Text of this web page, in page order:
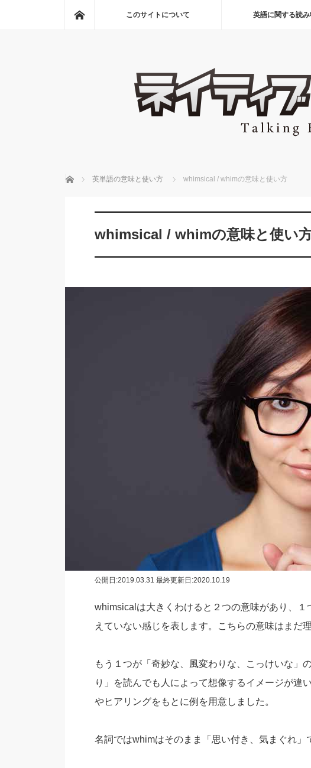
このサイトについて 英語に関する読
ホーム 英単語の意味と使い方 whimsical / whimの意味と使い方
whimsical / whimの意味と使い
公開日:2019.03.31 最終更新日:2020.10.19
whimsicalは大きくわけると２つの意味があり、
えていない感じを表します。こちらの意味はまだ
もう１つが「奇妙な、風変わりな、こっけいな」
り」を読んでも人によって想像するイメージが違
やヒアリングをもとに例を用意しました。
名詞ではwhimはそのまま「思い付き、気まぐれ」